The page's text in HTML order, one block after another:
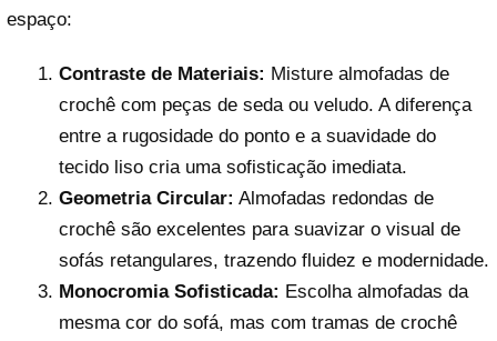
espaço:
Contraste de Materiais: Misture almofadas de
crochê com peças de seda ou veludo. A diferença
entre a rugosidade do ponto e a suavidade do
tecido liso cria uma sofisticação imediata.
Geometria Circular: Almofadas redondas de
crochê são excelentes para suavizar o visual de
sofás retangulares, trazendo fluidez e modernidade.
Monocromia Sofisticada: Escolha almofadas da
mesma cor do sofá, mas com tramas de crochê